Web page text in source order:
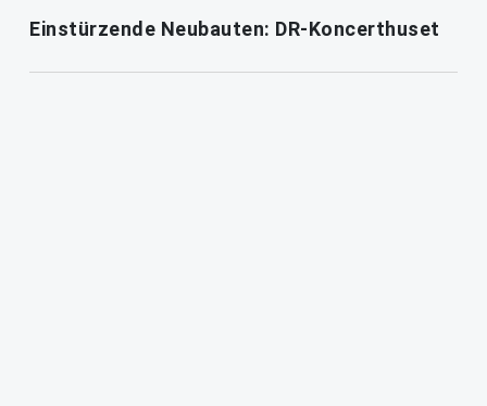
Einstürzende Neubauten: DR-Koncerthuset